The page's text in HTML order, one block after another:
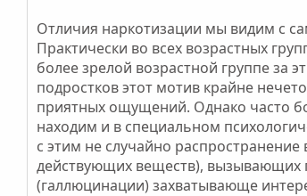
Отличия наркотизации мы видим с
Практически во всех возрастных
более зрелой возрастной группе за
подростков этот мотив крайне
приятных ощущений. Однако часто
находим и в специальном
с этим не случайно
действующих веществ), вызывающих
(галлюцинации) захватывающе